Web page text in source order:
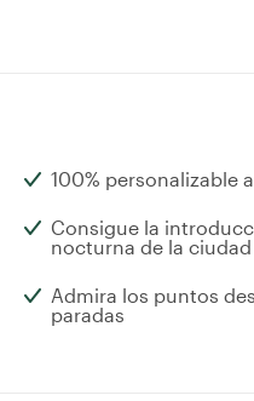
100% personalizable
Consigue la
nocturna de la ciudad
Admira los puntos
paradas